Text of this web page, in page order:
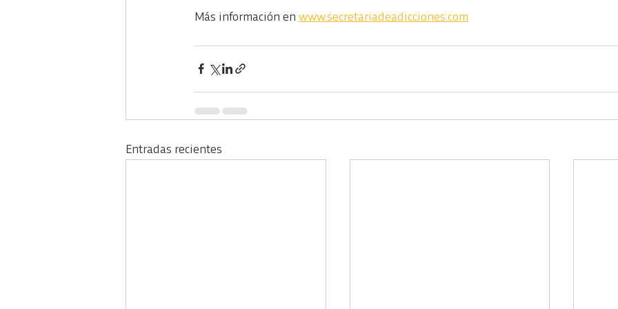
Más información en www.secretariadeadicciones.com
Entradas recientes